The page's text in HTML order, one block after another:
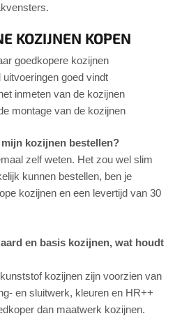
KOZIJNEN KOPEN
goedkopere kozijnen
goed vindt
inmeten van de kozijnen
montage van de kozijnen
kozijnen bestellen?
zelf weten. Het zou wel slim
kunnen bestellen, ben je
kozijnen en een levertijd van 30
en basis kozijnen, wat houdt
kozijnen zijn voorzien van
en sluitwerk, kleuren en HR++
dan maatwerk kozijnen.